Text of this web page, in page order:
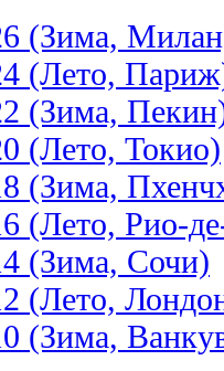
(Зима,
(Лето,
(Зима,
(Лето, Токио)
(Зима,
(Лето, Рио-
(Зима, Сочи)
(Лето,
(Зима,